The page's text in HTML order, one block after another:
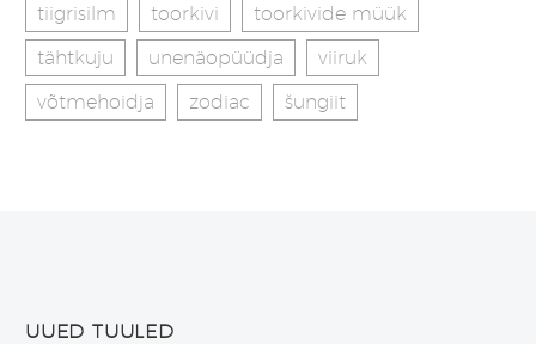
tiigrisilm
toorkivi
toorkivide müük
tähtkuju
unenäopüüdja
viiruk
võtmehoidja
zodiac šungiit
UUED TUULED